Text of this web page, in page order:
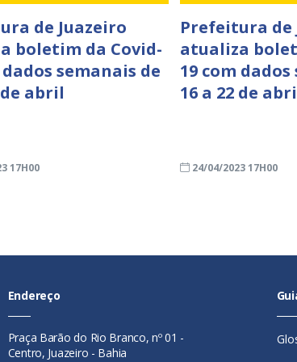
de Juazeiro
boletim da Covid-
dados semanais de
de abril
17H00
Prefeitura de
atualiza
19 com
16 a 22 de
24/04/2023 17H00
Endereço
Praça Barão do Rio Branco, nº 01 -
Centro, Juazeiro - Bahia